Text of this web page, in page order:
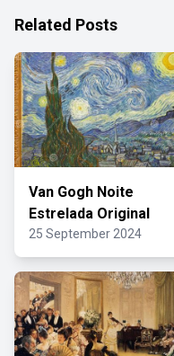
Related Posts
Van Gogh Noite
Estrelada Original
25 September 2024